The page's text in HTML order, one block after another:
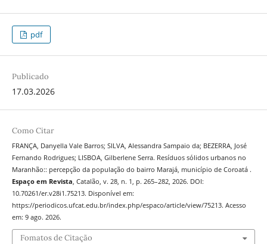
pdf
Publicado
17.03.2026
Como Citar
FRANÇA, Danyella Vale Barros; SILVA, Alessandra Sampaio da; BEZERRA, José
Fernando Rodrigues; LISBOA, Gilberlene Serra. Resíduos sólidos urbanos no
Maranhão:: percepção da população do bairro Marajá, município de Coroatá .
Espaço em Revista , Catalão, v. 28, n. 1, p. 265–282, 2026. DOI:
10.70261/er.v28i1.75213. Disponível em:
https://periodicos.ufcat.edu.br/index.php/espaco/article/view/75213. Acesso
em: 9 ago. 2026.
Fomatos de Citação